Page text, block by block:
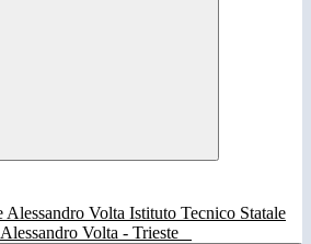
Istituto Tecnico Statale
Alessandro Volta - Trieste